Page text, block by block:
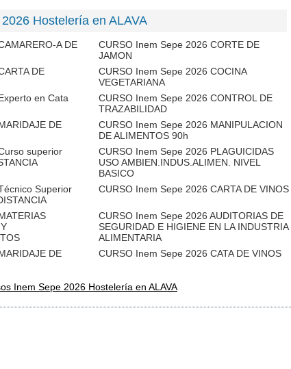
Hostelería en ALAVA
A DE
CURSO Inem Sepe 2026 CORTE DE
JAMON
DE
CURSO Inem Sepe 2026 COCINA
VEGETARIANA
en Cata
CURSO Inem Sepe 2026 CONTROL DE
TRAZABILIDAD
DE
CURSO Inem Sepe 2026 MANIPULACION
DE ALIMENTOS 90h
superior
CURSO Inem Sepe 2026 PLAGUICIDAS
USO AMBIEN.INDUS.ALIMEN. NIVEL
BASICO
Superior
CURSO Inem Sepe 2026 CARTA DE VINOS
CURSO Inem Sepe 2026 AUDITORIAS DE
SEGURIDAD E HIGIENE EN LA INDUSTRIA
ALIMENTARIA
DE
CURSO Inem Sepe 2026 CATA DE VINOS
Inem Sepe 2026 Hostelería en ALAVA